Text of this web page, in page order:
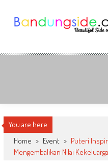
content
Bandung Side
You are here
Home > Event > Puteri
Mengembalikan Nilai